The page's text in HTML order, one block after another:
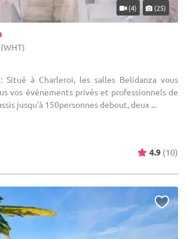
(4) (25)
Situé à Charleroi, les salles Belidanza vous
vos événements privés et professionnels de
jusqu'à 150personnes debout, deux ...
4.9 (10)